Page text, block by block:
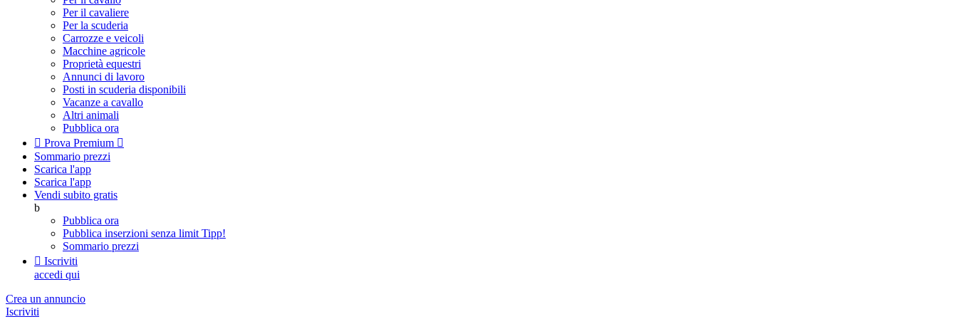
Per il cavaliere
Per la scuderia
Carrozze e veicoli
Macchine agricole
Proprietà equestri
Annunci di lavoro
Posti in scuderia disponibili
Vacanze a cavallo
Altri animali
Pubblica ora
 Prova Premium 
Sommario prezzi
Scarica l'app
Scarica l'app
Vendi subito gratis
b
Pubblica ora
Pubblica inserzioni senza limit Tipp!
Sommario prezzi
 Iscriviti
accedi qui
Crea un annuncio
Iscriviti